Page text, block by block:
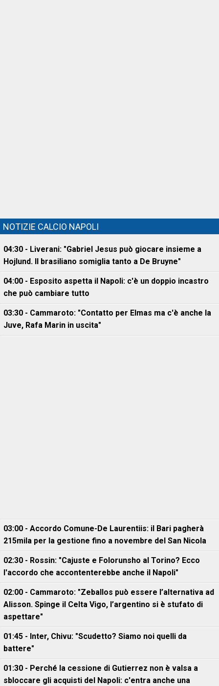
NOTIZIE CALCIO NAPOLI
04:30 - Liverani: "Gabriel Jesus può giocare insieme a
Hojlund. Il brasiliano somiglia tanto a De Bruyne"
04:00 - Esposito aspetta il Napoli: c'è un doppio incastro
che può cambiare tutto
03:30 - Cammaroto: "Contatto per Elmas ma c'è anche la
Juve, Rafa Marin in uscita"
03:00 - Accordo Comune-De Laurentiis: il Bari pagherà
215mila per la gestione fino a novembre del San Nicola
02:30 - Rossin: "Cajuste e Folorunsho al Torino? Ecco
l'accordo che accontenterebbe anche il Napoli"
02:00 - Cammaroto: "Zeballos può essere l’alternativa ad
Alisson. Spinge il Celta Vigo, l’argentino si è stufato di
aspettare"
01:45 - Inter, Chivu: "Scudetto? Siamo noi quelli da
battere"
01:30 - Perché la cessione di Gutierrez non è valsa a
sbloccare gli acquisti del Napoli: c'entra anche una